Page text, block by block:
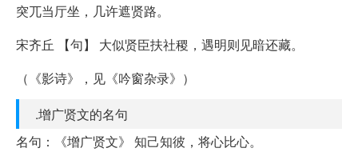
突兀当厅坐，几许遮贤路。
宋齐丘 【句】 大似贤臣扶社稷，遇明则见暗还藏。
（《影诗》，见《吟窗杂录》）
.增广贤文的名句
名句：《增广贤文》 知己知彼，将心比心。